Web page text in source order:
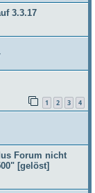
3.3.17
1 2 3 4
Forum nicht
[gelöst]